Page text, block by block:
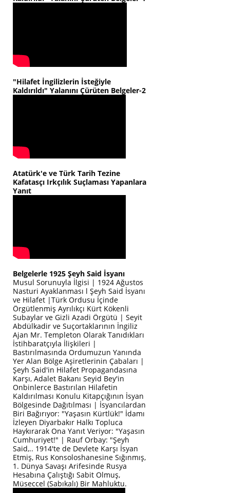
"Hilafet İngilizlerin İsteğiyle
Kaldırıldı" Yalanını Çürüten Belgeler-2
Atatürk'e ve Türk Tarih Tezine
Kafatasçı Irkçılık Suçlaması Yapanlara
Yanıt
Belgelerle 1925 Şeyh Said İsyanı
Musul Sorunuyla İlgisi | 1924 Ağustos
Nasturi Ayaklanması l Şeyh Said İsyanı
ve Hilafet |Türk Ordusu İçinde
Örgütlenmiş Ayrılıkçı Kürt Kökenli
Subaylar ve Gizli Azadi Örgütü | Seyit
Abdülkadir ve Suçortaklarının İngiliz
Ajan Mr. Templeton Olarak Tanıdıkları
İstihbaratçıyla İlişkileri |
Bastırılmasında Ordumuzun Yanında
Yer Alan Bölge Aşiretlerinin Çabaları |
Şeyh Said'in Hilafet Propagandasına
Karşı, Adalet Bakanı Seyid Bey'in
Onbinlerce Bastırılan Hilafetin
Kaldırılması Konulu Kitapçığının İsyan
Bölgesinde Dağıtılması | İsyancılardan
Biri Bağırıyor: "Yaşasın Kürtlük!" İdamı
İzleyen Diyarbakır Halkı Topluca
Haykırarak Ona Yanıt Veriyor: "Yaşasın
Cumhuriyet!" | Rauf Orbay: "Şeyh
Said,.. 1914'te de Devlete Karşı İsyan
Etmiş, Rus Konsoloshanesine Sığınmış,
1. Dünya Savaşı Arifesinde Rusya
Hesabına Çalıştığı Sabit Olmuş,
Müseccel (Sabıkalı) Bir Mahluktu.